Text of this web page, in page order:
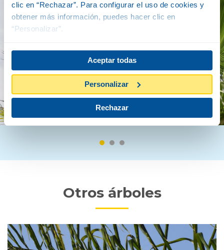
clic en “Rechazar”. Para configurar el uso de cookies y
obtener más información, puedes hacer clic en
“Personalizar”.
Aceptar todas
Personalizar
Rechazar
Otros árboles